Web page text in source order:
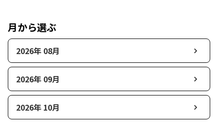
月から選ぶ
2026年 08月
2026年 09月
2026年 10月